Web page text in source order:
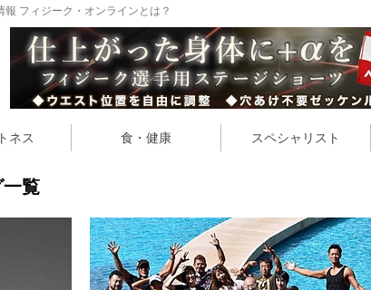
フィジーク・オンラインとは？
ネス 食・健康 スペシャリスト
一覧